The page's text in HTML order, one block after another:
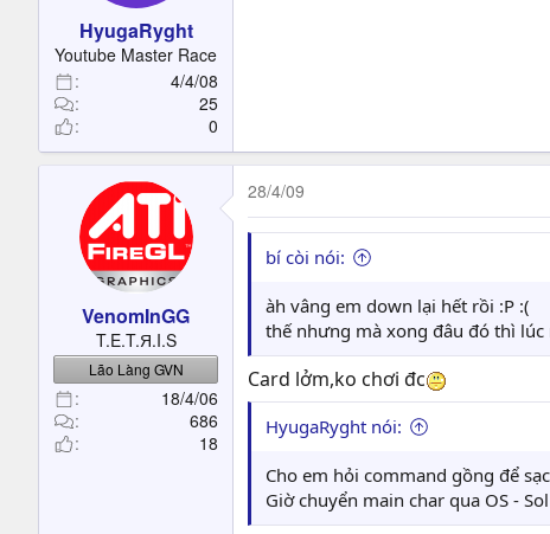
HyugaRyght
Youtube Master Race
4/4/08
25
0
VenomInGG
T.E.T.Я.I.S
Lão Làng GVN
18/4/06
686
18
28/4/09
bí còi nói:
àh vâng em down lại hết rồi :P :(
thế nhưng mà xong đâu đó thì
Card lởm,ko chơi đc
HyugaRyght nói:
Cho em hỏi command gồng để
Giờ chuyển main char qua OS -